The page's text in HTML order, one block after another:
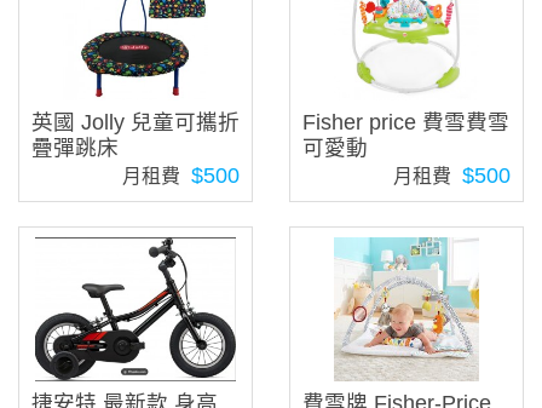
英國 Jolly 兒童可攜折
疊彈跳床
月租費 $500
Fisher price 費雪費雪
可愛動
月租費 $500